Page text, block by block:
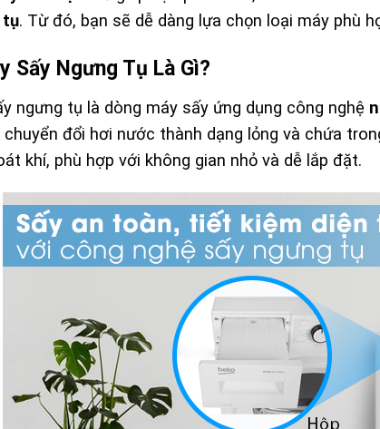
tụ. Từ đó, bạn sẽ dễ dàng lựa chọn loại máy phù
Sấy Ngưng Tụ Là Gì?
ngưng tụ là dòng máy sấy ứng dụng công nghệ
đổi hơi nước thành dạng lỏng và chứa
khí, phù hợp với không gian nhỏ và dễ lắp đặt.